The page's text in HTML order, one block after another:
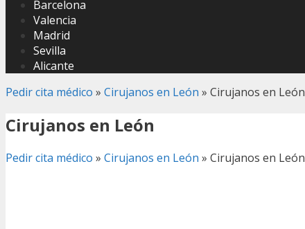
Barcelona
Valencia
Madrid
Sevilla
Alicante
Pedir cita médico » Cirujanos en León » Cirujanos en León
Cirujanos en León
Pedir cita médico » Cirujanos en León » Cirujanos en León